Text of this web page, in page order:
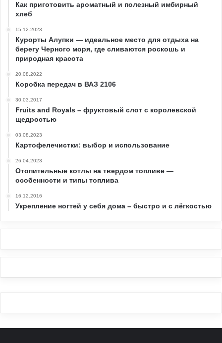
Как приготовить ароматный и полезный имбирный
хлеб
15.12.2023
Курорты Алупки — идеальное место для отдыха на
берегу Черного моря, где сливаются роскошь и
природная красота
20.08.2022
Коробка передач в ВАЗ 2106
30.03.2017
Fruits and Royals – фруктовый слот с королевской
щедростью
03.08.2023
Картофелечистки: выбор и использование
26.04.2023
Отопительные котлы на твердом топливе —
особенности и типы топлива
16.12.2016
Укрепление ногтей у себя дома – быстро и с лёгкостью